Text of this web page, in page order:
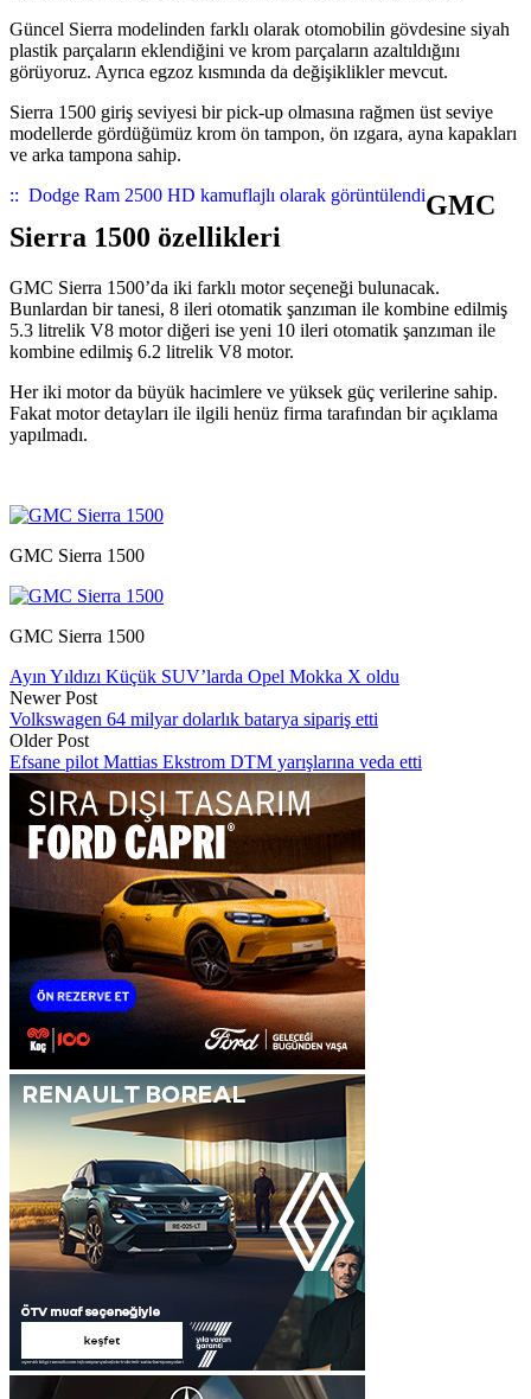
Güncel Sierra modelinden farklı olarak otomobilin gövdesine siyah
plastik parçaların eklendiğini ve krom parçaların azaltıldığını
görüyoruz. Ayrıca egzoz kısmında da değişiklikler mevcut.
Sierra 1500 giriş seviyesi bir pick-up olmasına rağmen üst seviye
modellerde gördüğümüz krom ön tampon, ön ızgara, ayna kapakları
ve arka tampona sahip.
:: Dodge Ram 2500 HD kamuflajlı olarak görüntülendiGMC
Sierra 1500 özellikleri
GMC Sierra 1500’da iki farklı motor seçeneği bulunacak.
Bunlardan bir tanesi, 8 ileri otomatik şanzıman ile kombine edilmiş
5.3 litrelik V8 motor diğeri ise yeni 10 ileri otomatik şanzıman ile
kombine edilmiş 6.2 litrelik V8 motor.
Her iki motor da büyük hacimlere ve yüksek güç verilerine sahip.
Fakat motor detayları ile ilgili henüz firma tarafından bir açıklama
yapılmadı.
GMC Sierra 1500
GMC Sierra 1500
Ayın Yıldızı Küçük SUV’larda Opel Mokka X oldu
Newer Post
Volkswagen 64 milyar dolarlık batarya sipariş etti
Older Post
Efsane pilot Mattias Ekstrom DTM yarışlarına veda etti